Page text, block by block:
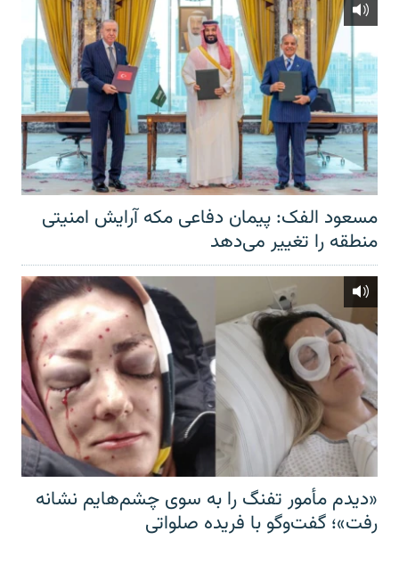
مسعود الفک: پیمان دفاعی مکه آرایش امنیتی
منطقه را تغییر می‌دهد
«دیدم مأمور تفنگ را به سوی چشم‌هایم نشانه
رفت»؛ گفت‌و‌گو با فریده صلواتی